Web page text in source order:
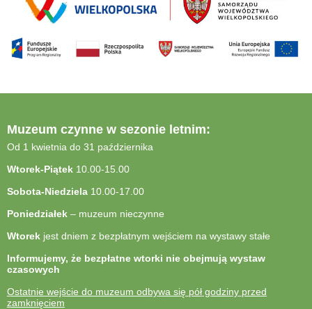
Muzeum czynne w sezonie letnim:
Od 1 kwietnia do 31 października
Wtorek-Piątek 10.00-15.00
Sobota-Niedziela 10.00-17.00
Poniedziałek – muzeum nieczynne
Wtorek jest dniem z bezpłatnym wejściem na wystawy stałe
Informujemy, że bezpłatne wtorki nie obejmują wystaw
czasowych
Ostatnie wejście do muzeum odbywa się pół godziny przed
zamknięciem